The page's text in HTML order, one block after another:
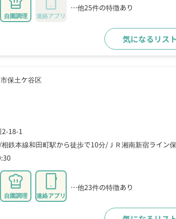
自園調理 連絡アプリ
…他25件の特徴あり
気になるリス
保土ケ谷区
2-18-1
相鉄本線和田町駅から徒歩で10分 ＪＲ湘南新宿ライン
自園調理 連絡アプリ
…他23件の特徴あり